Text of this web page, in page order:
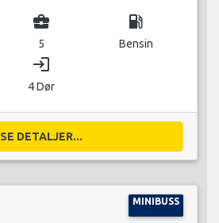
business_center
5
local_gas_station
Bensin
login
4 Dør
SE DETALJER...
MINIBUSS